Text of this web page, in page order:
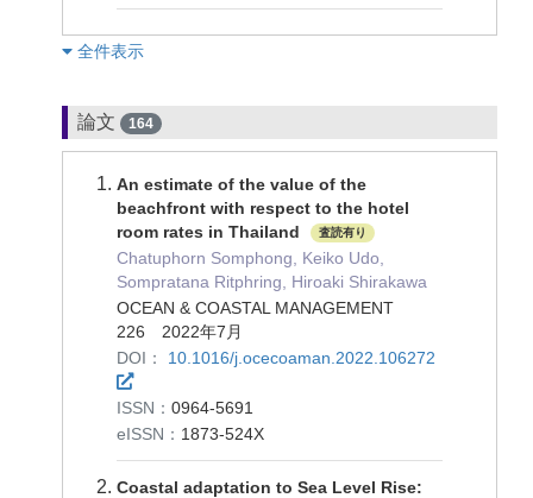
︎全件表示
論文 164
An estimate of the value of the
beachfront with respect to the hotel
room rates in Thailand
査読有り
Chatuphorn Somphong, Keiko Udo,
Sompratana Ritphring, Hiroaki Shirakawa
OCEAN & COASTAL MANAGEMENT
226 2022年7月
DOI：
10.1016/j.ocecoaman.2022.106272
ISSN： 0964-5691
eISSN： 1873-524X
Coastal adaptation to Sea Level Rise: